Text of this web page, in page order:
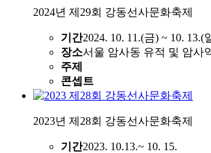
2024년 제29회 강동선사문화축제
기간2024. 10. 11.(금) ~ 10. 13.(
장소서울 암사동 유적 및 암사
주제
콘셉트
2023년 제28회 강동선사문화축제
기간2023. 10.13.~ 10. 15.